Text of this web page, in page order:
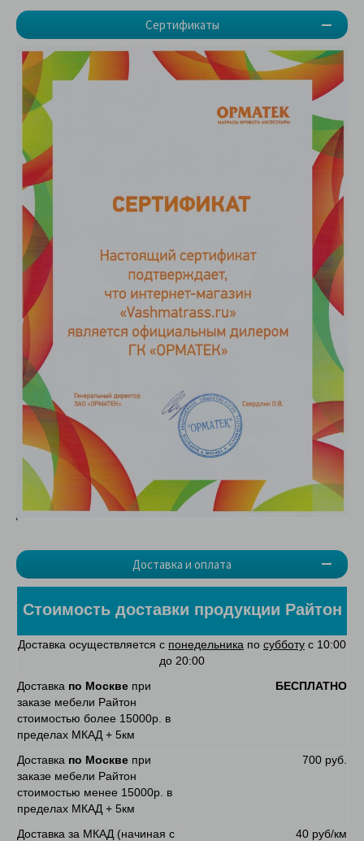
Сертификаты
Доставка и оплата
Стоимость доставки продукции Райтон
Доставка осуществляется с понедельника по субботу с 10:00
до 20:00
Доставка по Москве при
заказе мебели Райтон
стоимостью более 15000р. в
пределах МКАД + 5км
БЕСПЛАТНО
Доставка по Москве при
заказе мебели Райтон
стоимостью менее 15000р. в
пределах МКАД + 5км
700 руб.
Доставка за МКАД (начиная с 40 руб/км